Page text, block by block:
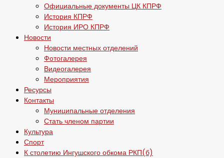
Официальные документы ЦК КПРФ
История КПРФ
История ИРО КПРФ
Новости
Новости местных отделений
Фотогалерея
Видеогалерея
Мероприятия
Ресурсы
Контакты
Муниципальные отделения
Стать членом партии
Культура
Спорт
К столетию Ингушского обкома РКП(б)